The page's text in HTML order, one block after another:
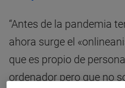
“Antes de la pandemia
ahora surge el
que es propio de
ordenador pero que no